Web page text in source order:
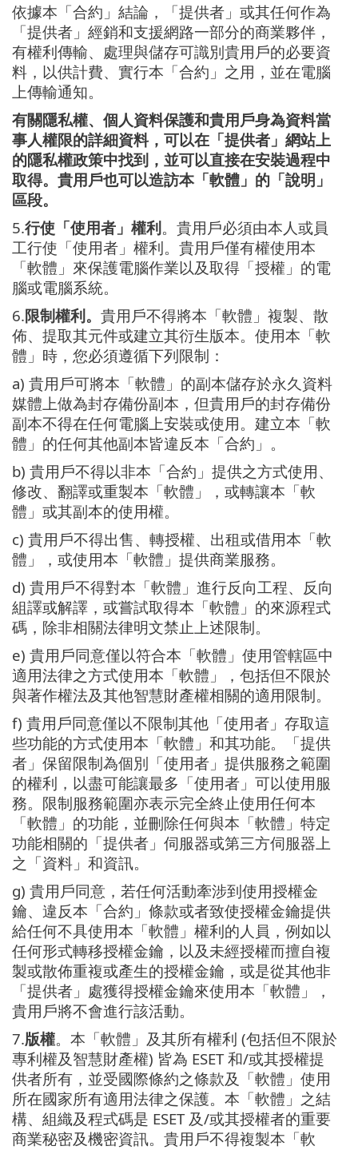
依據本「合約」結論，「提供者」或其任何作為
「提供者」經銷和支援網路一部分的商業夥伴，
有權利傳輸、處理與儲存可識別貴用戶的必要資
料，以供計費、實行本「合約」之用，並在電腦
上傳輸通知。
有關隱私權、個人資料保護和貴用戶身為資料當
事人權限的詳細資料，可以在「提供者」網站上
的隱私權政策中找到，並可以直接在安裝過程中
取得。貴用戶也可以造訪本「軟體」的「說明」
區段。
5.行使「使用者」權利。貴用戶必須由本人或員
工行使「使用者」權利。貴用戶僅有權使用本
「軟體」來保護電腦作業以及取得「授權」的電
腦或電腦系統。
6.限制權利。 貴用戶不得將本「軟體」複製、散
佈、提取其元件或建立其衍生版本。使用本「軟
體」時，您必須遵循下列限制：
a) 貴用戶可將本「軟體」的副本儲存於永久資料
媒體上做為封存備份副本，但貴用戶的封存備份
副本不得在任何電腦上安裝或使用。建立本「軟
體」的任何其他副本皆違反本「合約」。
b) 貴用戶不得以非本「合約」提供之方式使用、
修改、翻譯或重製本「軟體」，或轉讓本「軟
體」或其副本的使用權。
c) 貴用戶不得出售、轉授權、出租或借用本「軟
體」，或使用本「軟體」提供商業服務。
d) 貴用戶不得對本「軟體」進行反向工程、反向
組譯或解譯，或嘗試取得本「軟體」的來源程式
碼，除非相關法律明文禁止上述限制。
e) 貴用戶同意僅以符合本「軟體」使用管轄區中
適用法律之方式使用本「軟體」，包括但不限於
與著作權法及其他智慧財產權相關的適用限制。
f) 貴用戶同意僅以不限制其他「使用者」存取這
些功能的方式使用本「軟體」和其功能。「提供
者」保留限制為個別「使用者」提供服務之範圍
的權利，以盡可能讓最多「使用者」可以使用服
務。限制服務範圍亦表示完全終止使用任何本
「軟體」的功能，並刪除任何與本「軟體」特定
功能相關的「提供者」伺服器或第三方伺服器上
之「資料」和資訊。
g) 貴用戶同意，若任何活動牽涉到使用授權金
鑰、違反本「合約」條款或者致使授權金鑰提供
給任何不具使用本「軟體」權利的人員，例如以
任何形式轉移授權金鑰，以及未經授權而擅自複
製或散佈重複或產生的授權金鑰，或是從其他非
「提供者」處獲得授權金鑰來使用本「軟體」，
貴用戶將不會進行該活動。
7.版權。本「軟體」及其所有權利 (包括但不限於
專利權及智慧財產權) 皆為 ESET 和/或其授權提
供者所有，並受國際條約之條款及「軟體」使用
所在國家所有適用法律之保護。本「軟體」之結
構、組織及程式碼是 ESET 及/或其授權者的重要
商業秘密及機密資訊。貴用戶不得複製本「軟